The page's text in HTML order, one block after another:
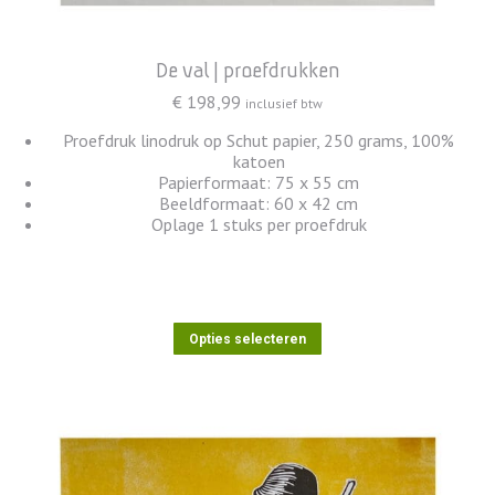
De val | proefdrukken
€ 198,99 inclusief btw
Proefdruk linodruk op Schut papier, 250 grams, 100%
katoen
Papierformaat: 75 x 55 cm
Beeldformaat: 60 x 42 cm
Oplage 1 stuks per proefdruk
Opties selecteren
Dit
product
Deze
optie
kan